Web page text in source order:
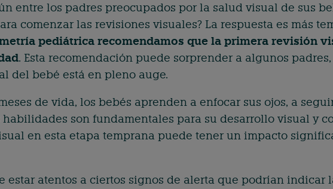
entre los padres preocupados por la salud visual de sus
comenzar las revisiones visuales? La respuesta es más
pediátrica recomendamos que la primera revisión
. Esta recomendación puede sorprender a algunos
del bebé está en pleno auge.
de vida, los bebés aprenden a enfocar sus ojos, a
habilidades son fundamentales para su desarrollo visual y
en esta etapa temprana puede tener un impacto
estar atentos a ciertos signos de alerta que podrían indicar